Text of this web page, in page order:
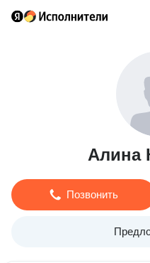
Алина
Позвонить